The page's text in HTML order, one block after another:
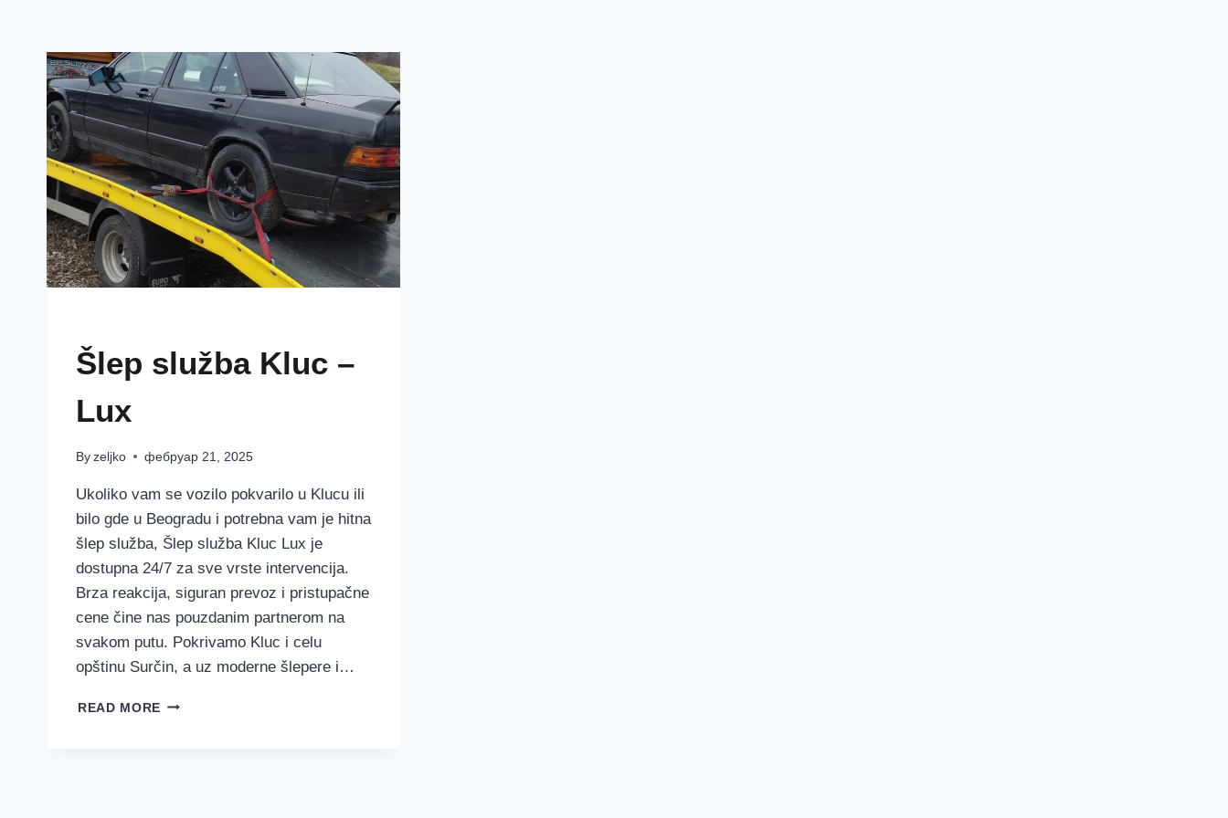
Šlep služba Kluc –
Lux
By zeljko фебруар 21, 2025
Ukoliko vam se vozilo pokvarilo u Klucu ili
bilo gde u Beogradu i potrebna vam je hitna
šlep služba, Šlep služba Kluc Lux je
dostupna 24/7 za sve vrste intervencija.
Brza reakcija, siguran prevoz i pristupačne
cene čine nas pouzdanim partnerom na
svakom putu. Pokrivamo Kluc i celu
opštinu Surčin, a uz moderne šlepere i…
READ MORE ŠLEP